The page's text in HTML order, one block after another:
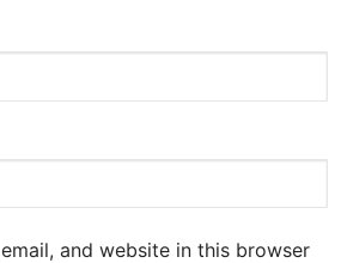
and website in this browser